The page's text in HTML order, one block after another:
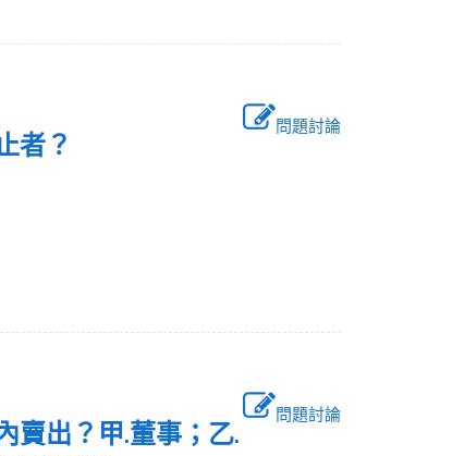
問題討論
者？
問題討論
賣出？甲.董事；乙.